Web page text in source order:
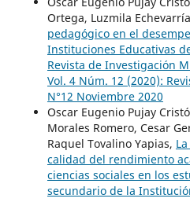
Ortega, Luzmila
pedagógico en el
Instituciones Educativas
Revista de Investigación
Vol. 4 Núm. 12 (2020):
N°12 Noviembre 2020
Oscar Eugenio Pujay
Morales Romero, Cesar
Raquel Tovalino Yapias,
calidad del rendimiento
ciencias sociales en los
secundario de la